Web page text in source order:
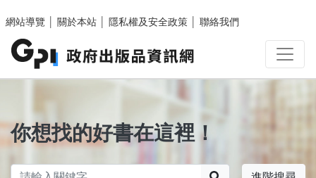
網站導覽
關於本站 隱私權及安全政策 聯絡我們
你想找的好書在這裡！